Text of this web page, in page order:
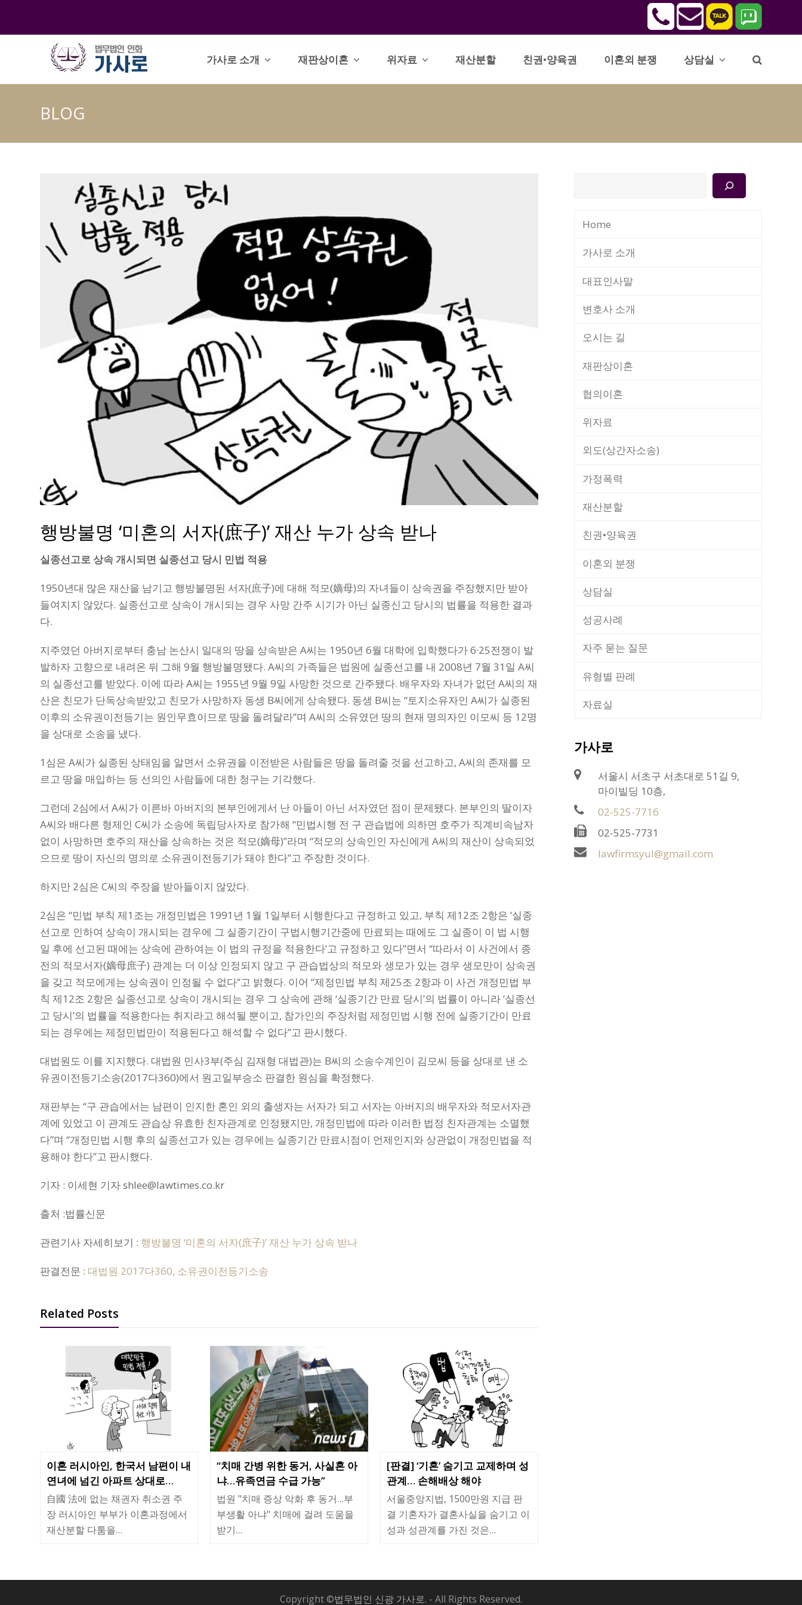
가사로 소개 재판상이혼 위자료 재산분할 친권•양육권 이혼외 분쟁 상담실
BLOG
행방불명 ‘미혼의 서자(庶子)’ 재산 누가 상속 받나
실종선고로 상속 개시되면 실종선고 당시 민법 적용
1950년대 많은 재산을 남기고 행방불명된 서자(庶子)에 대해 적모(嫡母)의 자녀들이 상속권을 주장했지만 받아
들여지지 않았다. 실종선고로 상속이 개시되는 경우 사망 간주 시기가 아닌 실종신고 당시의 법률을 적용한 결과
다.
지주였던 아버지로부터 충남 논산시 일대의 땅을 상속받은 A씨는 1950년 6월 대학에 입학했다가 6·25전쟁이 발
발하자 고향으로 내려온 뒤 그해 9월 행방불명됐다. A씨의 가족들은 법원에 실종선고를 내 2008년 7월 31일 A씨
의 실종선고를 받았다. 이에 따라 A씨는 1955년 9월 9일 사망한 것으로 간주됐다. 배우자와 자녀가 없던 A씨의 재
산은 친모가 단독상속받았고 친모가 사망하자 동생 B씨에게 상속됐다. 동생 B씨는 “토지소유자인 A씨가 실종된
이후의 소유권이전등기는 원인무효이므로 땅을 돌려달라”며 A씨의 소유였던 땅의 현재 명의자인 이모씨 등 12명
을 상대로 소송을 냈다.
1심은 A씨가 실종된 상태임을 알면서 소유권을 이전받은 사람들은 땅을 돌려줄 것을 선고하고, A씨의 존재를 모
르고 땅을 매입하는 등 선의인 사람들에 대한 청구는 기각했다.
그런데 2심에서 A씨가 이른바 아버지의 본부인에게서 난 아들이 아닌 서자였던 점이 문제됐다. 본부인의 딸이자
A씨와 배다른 형제인 C씨가 소송에 독립당사자로 참가해 “민법시행 전 구 관습법에 의하면 호주가 직계비속남자
없이 사망하면 호주의 재산을 상속하는 것은 적모(嫡母)”라며 “적모의 상속인인 자신에게 A씨의 재산이 상속되었
으므로 땅이 자신의 명의로 소유권이전등기가 돼야 한다”고 주장한 것이다.
하지만 2심은 C씨의 주장을 받아들이지 않았다.
2심은 “민법 부칙 제1조는 개정민법은 1991년 1월 1일부터 시행한다고 규정하고 있고, 부칙 제12조 2항은 ‘실종
선고로 인하여 상속이 개시되는 경우에 그 실종기간이 구법시행기간중에 만료되는 때에도 그 실종이 이 법 시행
일 후에 선고된 때에는 상속에 관하여는 이 법의 규정을 적용한다’고 규정하고 있다”면서 “따라서 이 사건에서 종
전의 적모서자(嫡母庶子) 관계는 더 이상 인정되지 않고 구 관습법상의 적모와 생모가 있는 경우 생모만이 상속권
을 갖고 적모에게는 상속권이 인정될 수 없다”고 밝혔다. 이어 “제정민법 부칙 제25조 2항과 이 사건 개정민법 부
칙 제12조 2항은 실종선고로 상속이 개시되는 경우 그 상속에 관해 ‘실종기간 만료 당시’의 법률이 아니라 ‘실종선
고 당시’의 법률을 적용한다는 취지라고 해석될 뿐이고, 참가인의 주장처럼 제정민법 시행 전에 실종기간이 만료
되는 경우에는 제정민법만이 적용된다고 해석할 수 없다”고 판시했다.
대법원도 이를 지지했다. 대법원 민사3부(주심 김재형 대법관)는 B씨의 소송수계인이 김모씨 등을 상대로 낸 소
유권이전등기소송(2017다360)에서 원고일부승소 판결한 원심을 확정했다.
재판부는 “구 관습에서는 남편이 인지한 혼인 외의 출생자는 서자가 되고 서자는 아버지의 배우자와 적모서자관
계에 있었고 이 관계도 관습상 유효한 친자관계로 인정됐지만, 개정민법에 따라 이러한 법정 친자관계는 소멸했
다”며 “개정민법 시행 후의 실종선고가 있는 경우에는 실종기간 만료시점이 언제인지와 상관없이 개정민법을 적
용해야 한다”고 판시했다.
기자 : 이세현 기자 shlee@lawtimes.co.kr
출처 :법률신문
관련기사 자세히보기 : 행방불명 ‘미혼의 서자(庶子)’ 재산 누가 상속 받나
판결전문 : 대법원 2017다360, 소유권이전등기소송
Related Posts
이혼 러시아인, 한국서 남편이 내
연녀에 넘긴 아파트 상대로…
自國 法에 없는 채권자 취소권 주
장 러시아인 부부가 이혼과정에서
재산분할 다툼을…
“치매 간병 위한 동거, 사실혼 아
냐…유족연금 수급 가능”
법원 "치매 증상 악화 후 동거…부
부생활 아냐" 치매에 걸려 도움을
받기…
[판결] ‘기혼’ 숨기고 교제하며 성
관계… 손해배상 해야
서울중앙지법, 1500만원 지급 판
결 기혼자가 결혼사실을 숨기고 이
성과 성관계를 가진 것은…
Home
가사로 소개
대표인사말
변호사 소개
오시는 길
재판상이혼
협의이혼
위자료
외도(상간자소송)
가정폭력
재산분할
친권•양육권
이혼외 분쟁
상담실
성공사례
자주 묻는 질문
유형별 판례
자료실
가사로
서울시 서초구 서초대로 51길 9,
마이빌딩 10층,
02-525-7716
02-525-7731
lawfirmsyul@gmail.com
Copyright ©법무법인 신광 가사로. - All Rights Reserved.